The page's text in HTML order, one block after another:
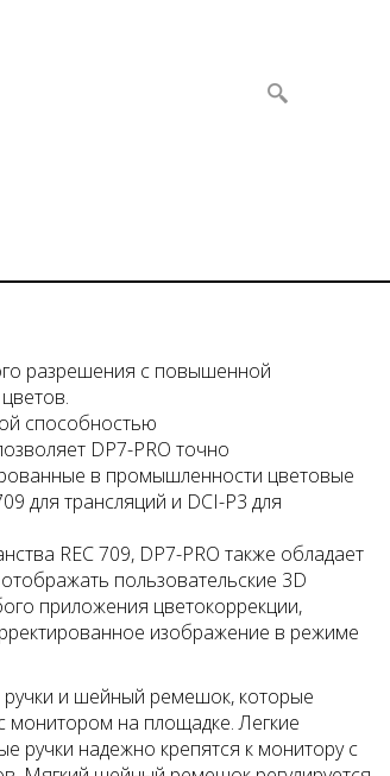
разрешения с повышенной
способностью
DP7-PRO точно
в промышленности цветовые
для трансляций и DCI-P3 для
REC 709, DP7-PRO также обладает
пользовательские 3D
приложения цветокоррекции,
изображение в режиме
и шейный ремешок, которые
монитором на площадке. Легкие
ручки надежно крепятся к монитору с